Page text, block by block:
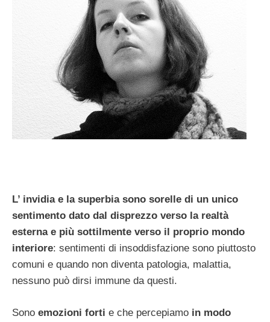
L’ invidia e la superbia sono sorelle di un unico
sentimento dato dal disprezzo verso la realtà
esterna e più sottilmente verso il proprio mondo
interiore: sentimenti di insoddisfazione sono piuttosto
comuni e quando non diventa patologia, malattia,
nessuno può dirsi immune da questi.
Sono emozioni forti e che percepiamo in modo